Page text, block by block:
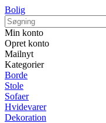
Bolig
Min konto
Opret konto
Mailnyt
Kategorier
Borde
Stole
Sofaer
Hvidevarer
Dekoration